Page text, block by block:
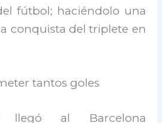
fútbol; haciéndolo una
conquista del triplete en
tantos goles
llegó al Barcelona